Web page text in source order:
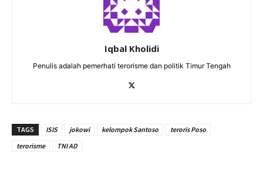
Iqbal Kholidi
Penulis adalah pemerhati terorisme dan politik Timur Tengah
TAGS ISIS jokowi kelompok Santoso
teroris Poso
terorisme
TNI AD